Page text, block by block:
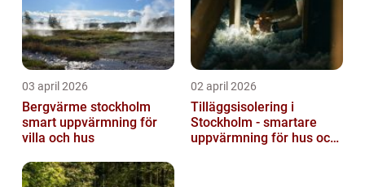
03 april 2026
Bergvärme stockholm
smart uppvärmning för
villa och hus
02 april 2026
Tilläggsisolering i
Stockholm - smartare
uppvärmning för hus och